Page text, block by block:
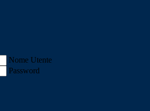
Nome Utente
Password